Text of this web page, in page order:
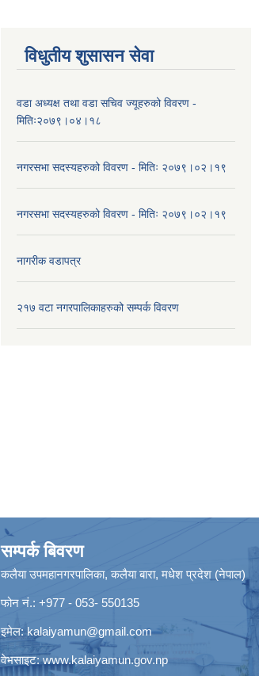
विधुतीय शुसासन सेवा
वडा अध्यक्ष तथा वडा सचिव ज्यूहरुको विवरण -
मितिः२०७९।०४।१८
नगरसभा सदस्यहरुको विवरण - मितिः २०७९।०२।१९
नगरसभा सदस्यहरुको विवरण - मितिः २०७९।०२।१९
नागरीक वडापत्र
२१७ वटा नगरपालिकाहरुको सम्पर्क विवरण
सम्पर्क बिवरण
कलैया उपमहानगरपालिका, कलैया बारा, मधेश प्रदेश (नेपाल)
फोन नं.: +977 - 053- 550135
इमेल: kalaiyamun@gmail.com
वेभसाइट:www.kalaiyamun.gov.np